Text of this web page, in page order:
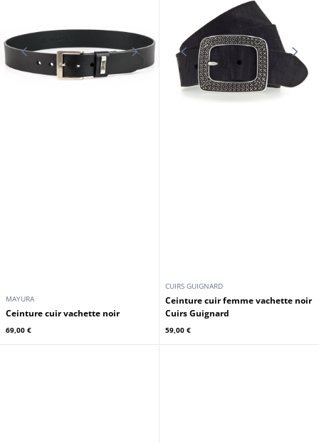
MAYURA
Ceinture cuir vachette noir
69,00 €
CUIRS GUIGNARD
Ceinture cuir femme vachette noir
Cuirs Guignard
59,00 €